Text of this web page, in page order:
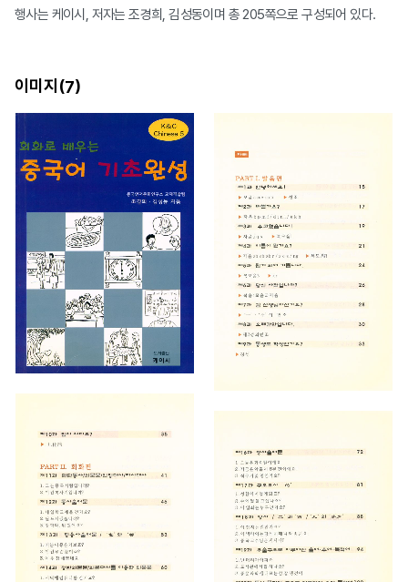
행사는 케이시, 저자는 조경희, 김성동이며 총 205쪽으로 구성되어 있다.
이미지(7)